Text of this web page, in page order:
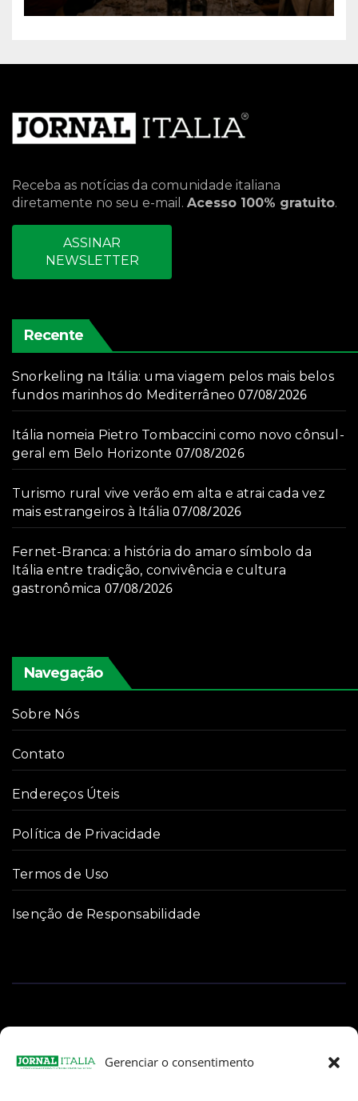
Gerenciar o consentimento
Receba as notícias da comunidade italiana
diretamente no seu e-mail. Acesso 100% gratuito.
ASSINAR
NEWSLETTER
Recente
Snorkeling na Itália: uma viagem pelos mais belos
fundos marinhos do Mediterrâneo 07/08/2026
Itália nomeia Pietro Tombaccini como novo cônsul-
geral em Belo Horizonte 07/08/2026
Turismo rural vive verão em alta e atrai cada vez
mais estrangeiros à Itália 07/08/2026
Fernet-Branca: a história do amaro símbolo da
Itália entre tradição, convivência e cultura
gastronômica 07/08/2026
Navegação
Sobre Nós
Contato
Endereços Úteis
Política de Privacidade
Termos de Uso
Isenção de Responsabilidade